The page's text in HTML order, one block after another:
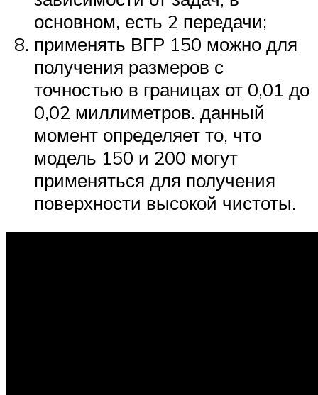
основном, есть 2 передачи;
применять ВГР 150 можно для
получения размеров с
точностью в границах от 0,01 до
0,02 миллиметров. данный
момент определяет то, что
модель 150 и 200 могут
применяться для получения
поверхности высокой чистоты.